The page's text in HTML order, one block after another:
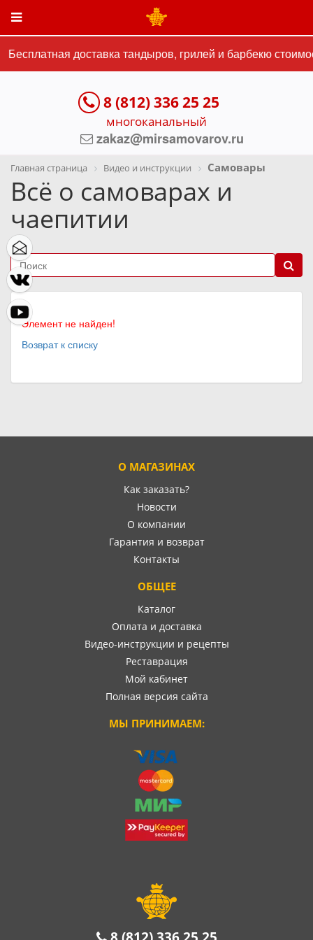
Бесплатная доставка тандыров, грилей и барбекю
8 (812) 336 25 25
многоканальный
zakaz@mirsamovarov.ru
Главная страница Видео и инструкции Самовары
Всё о самоварах и
чаепитии
Элемент не найден!
Возврат к списку
О МАГАЗИНАХ
Как заказать?
Новости
О компании
Гарантия и возврат
Контакты
ОБЩЕЕ
Каталог
Оплата и доставка
Видео-инструкции и рецепты
Реставрация
Мой кабинет
Полная версия сайта
МЫ ПРИНИМАЕМ: